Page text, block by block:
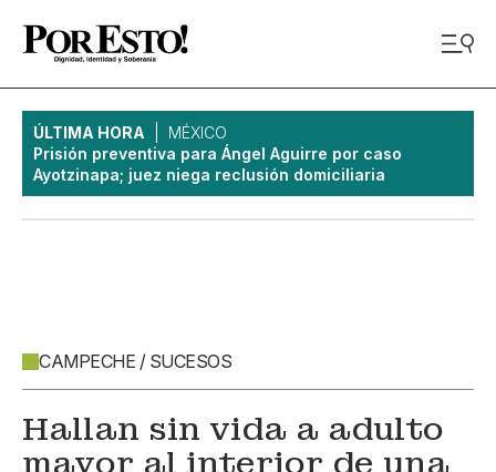
ÚLTIMA HORA
MÉXICO
Prisión preventiva para Ángel Aguirre por caso
Ayotzinapa; juez niega reclusión domiciliaria
CAMPECHE / SUCESOS
Hallan sin vida a adulto
mayor al interior de una